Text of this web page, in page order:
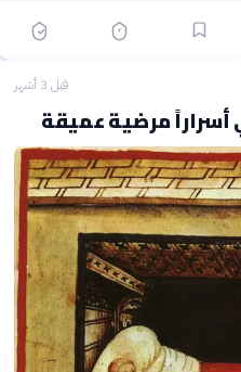
قبل 3 أشهر
أسراراً مرضية عميقة